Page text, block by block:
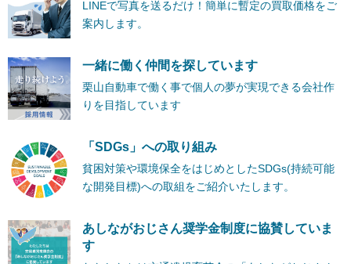
LINEで写真を送るだけ！簡単に暫定の買取価格をご
案内します。
一緒に働く仲間を探しています
栗山自動車で働く事で個人の夢が実現できる会社作
りを目指しています
「SDGs」への取り組み
貧困対策や環境保全をはじめとしたSDGs(持続可能
な開発目標)への取組をご紹介いたします。
あしながおじさん奨学金制度に協賛していま
す